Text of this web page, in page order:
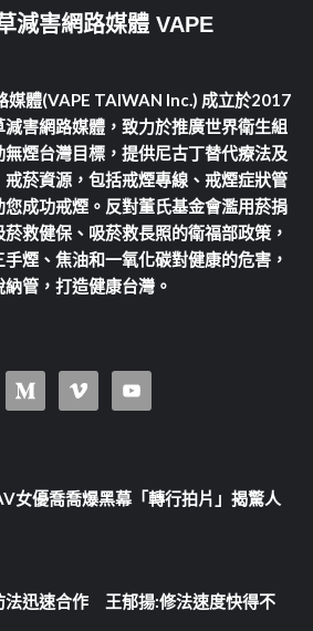
減害網路媒體 VAPE
媒體(VAPE TAIWAN Inc.) 成立於2017
害網路媒體，致力於推廣世界衛生組
煙台灣目標，提供尼古丁替代療法及
菸資源，包括戒煙專線、戒煙症狀管
成功戒煙。反對董氏基金會濫用菸捐
救健保、吸菸救長照的衛福部政策，
煙、焦油和一氧化碳對健康的危害，
管，打造健康台灣。
女優喬喬爆黑幕「轉行拍片」揭驚人
法迅速合作 王郁揚:修法速度快得不